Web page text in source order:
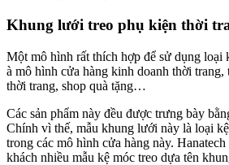
Khung lưới treo phụ kiện thời
Một mô hình rất thích hợp để sử dụng loại
à mô hình cửa hàng kinh doanh thời trang,
thời trang, shop quà tặng…
Các sản phẩm này đều được trưng bày
Chính vì thế, mẫu khung lưới này là loại
trong các mô hình cửa hàng này.
khách nhiều mẫu kệ móc treo dựa tên